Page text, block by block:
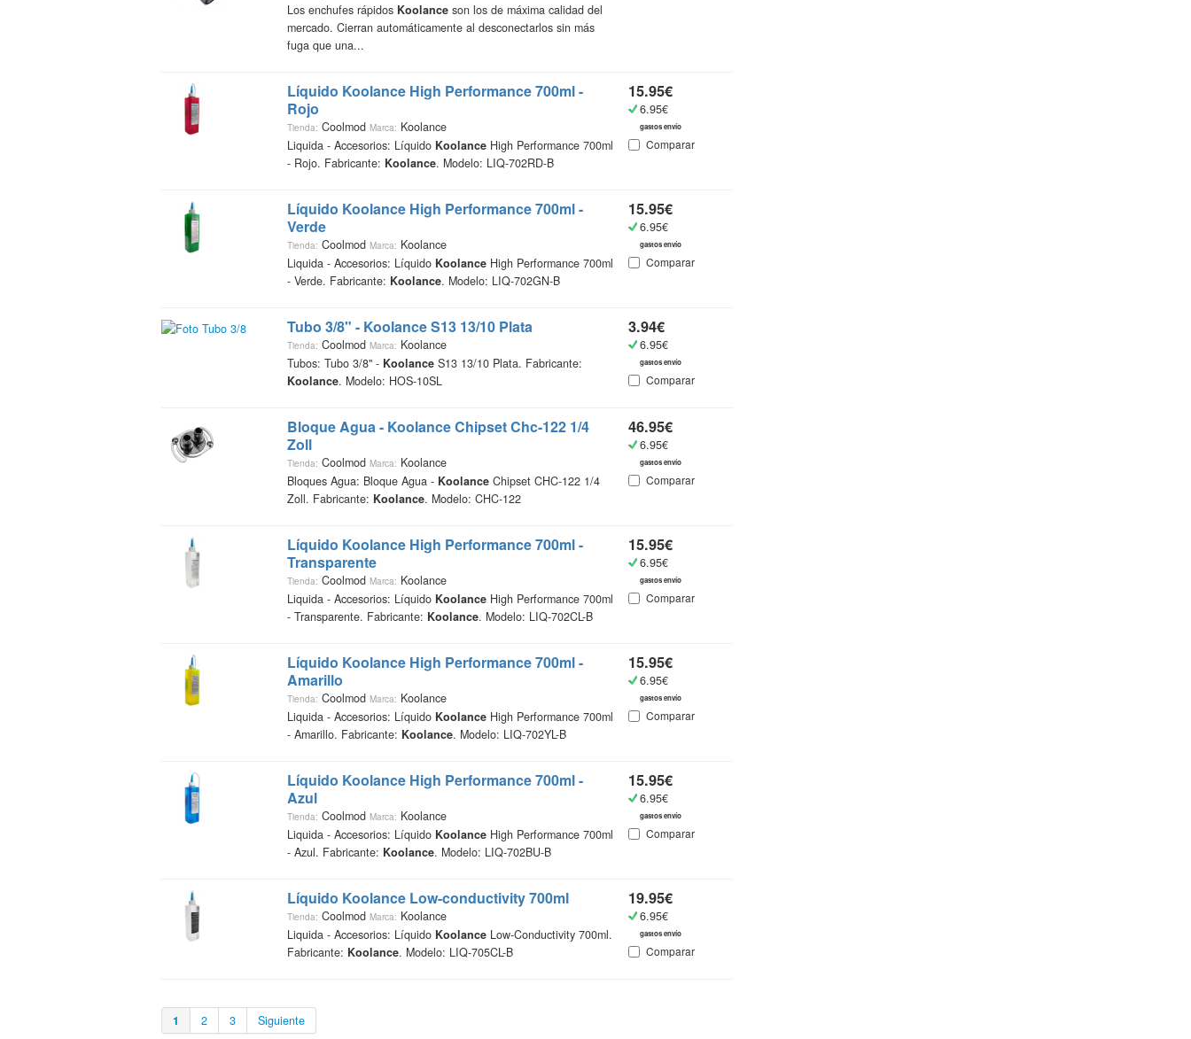
Los enchufes rápidos Koolanceson los de máxima calidad del
mercado. Cierran automáticamente al desconectarlos sin más
fuga que una...
Líquido KoolanceHigh Performance 700ml -
Rojo
Tienda: Coolmod Marca: Koolance
Liquida - Accesorios: Líquido KoolanceHigh Performance 700ml
- Rojo. Fabricante: Koolance. Modelo: LIQ-702RD-B
15.95€
6.95€
gastos envío
Comparar
Líquido KoolanceHigh Performance 700ml -
Verde
Tienda: Coolmod Marca: Koolance
Liquida - Accesorios: Líquido KoolanceHigh Performance 700ml
- Verde. Fabricante: Koolance. Modelo: LIQ-702GN-B
15.95€
6.95€
gastos envío
Comparar
Tubo 3/8" - KoolanceS13 13/10 Plata
Tienda: Coolmod Marca: Koolance
Tubos: Tubo 3/8" - KoolanceS13 13/10 Plata. Fabricante:
Koolance. Modelo: HOS-10SL
3.94€
6.95€
gastos envío
Comparar
Bloque Agua - KoolanceChipset Chc-122 1/4
Zoll
Tienda: Coolmod Marca: Koolance
Bloques Agua: Bloque Agua - KoolanceChipset CHC-122 1/4
Zoll. Fabricante: Koolance. Modelo: CHC-122
46.95€
6.95€
gastos envío
Comparar
Líquido KoolanceHigh Performance 700ml -
Transparente
Tienda: Coolmod Marca: Koolance
Liquida - Accesorios: Líquido KoolanceHigh Performance 700ml
- Transparente. Fabricante: Koolance. Modelo: LIQ-702CL-B
15.95€
6.95€
gastos envío
Comparar
Líquido KoolanceHigh Performance 700ml -
Amarillo
Tienda: Coolmod Marca: Koolance
Liquida - Accesorios: Líquido KoolanceHigh Performance 700ml
- Amarillo. Fabricante: Koolance. Modelo: LIQ-702YL-B
15.95€
6.95€
gastos envío
Comparar
Líquido KoolanceHigh Performance 700ml -
Azul
Tienda: Coolmod Marca: Koolance
Liquida - Accesorios: Líquido KoolanceHigh Performance 700ml
- Azul. Fabricante: Koolance. Modelo: LIQ-702BU-B
15.95€
6.95€
gastos envío
Comparar
Líquido KoolanceLow-conductivity 700ml
Tienda: Coolmod Marca: Koolance
Liquida - Accesorios: Líquido KoolanceLow-Conductivity 700ml.
Fabricante: Koolance. Modelo: LIQ-705CL-B
19.95€
6.95€
gastos envío
Comparar
1 2 3 Siguiente